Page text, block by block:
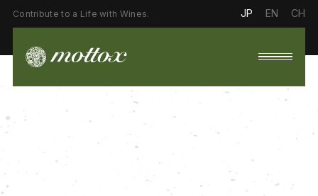
Contribute to a Life with Wines. JP EN CH